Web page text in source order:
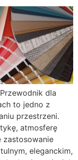
dla
to jedno z
przestrzeni.
atmosferę
zastosowanie
eleganckim,